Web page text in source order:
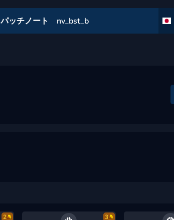
パッチノート nv_bst_b
2 3